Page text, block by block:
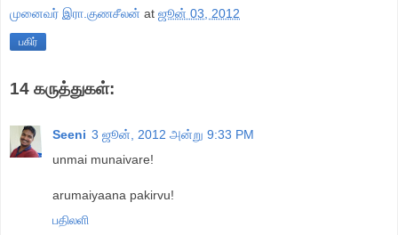
முனைவர் இரா.குணசீலன் at ஜூன் 03, 2012
பகிர்
14 கருத்துகள்:
Seeni 3 ஜூன், 2012 அன்று 9:33 PM
unmai munaivare!
arumaiyaana pakirvu!
பதிலளி